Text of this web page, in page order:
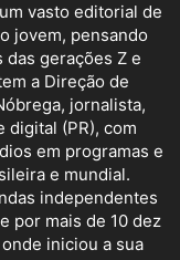
vasto editorial de
jovem, pensando
das gerações Z e
a Direção de
jornalista,
digital (PR), com
em programas e
e mundial.
independentes
por mais de 10 dez
iniciou a sua